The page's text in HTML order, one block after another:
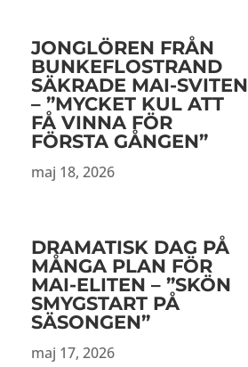
JONGLÖREN FRÅN
BUNKEFLOSTRAND
SÄKRADE MAI-SVITEN
– ”MYCKET KUL ATT
FÅ VINNA FÖR
FÖRSTA GÅNGEN”
maj 18, 2026
DRAMATISK DAG PÅ
MÅNGA PLAN FÖR
MAI-ELITEN – ”SKÖN
SMYGSTART PÅ
SÄSONGEN”
maj 17, 2026